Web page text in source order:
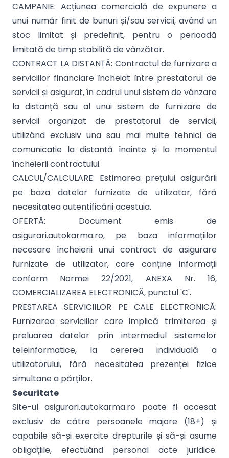
CAMPANIE: Acțiunea comercială de expunere a
unui număr finit de bunuri și/sau servicii, având un
stoc limitat și predefinit, pentru o perioadă
limitată de timp stabilită de vânzător.
CONTRACT LA DISTANȚĂ: Contractul de furnizare a
serviciilor financiare încheiat între prestatorul de
servicii și asigurat, în cadrul unui sistem de vânzare
la distanță sau al unui sistem de furnizare de
servicii organizat de prestatorul de servicii,
utilizând exclusiv una sau mai multe tehnici de
comunicație la distanță înainte și la momentul
încheierii contractului.
CALCUL/CALCULARE: Estimarea prețului asigurării
pe baza datelor furnizate de utilizator, fără
necesitatea autentificării acestuia.
OFERTĂ: Document emis de
asigurari.autokarma.ro, pe baza informațiilor
necesare încheierii unui contract de asigurare
furnizate de utilizator, care conține informații
conform Normei 22/2021, ANEXA Nr. 16,
COMERCIALIZAREA ELECTRONICĂ, punctul 'C'.
PRESTAREA SERVICIILOR PE CALE ELECTRONICĂ:
Furnizarea serviciilor care implică trimiterea și
preluarea datelor prin intermediul sistemelor
teleinformatice, la cererea individuală a
utilizatorului, fără necesitatea prezenței fizice
simultane a părților.
Securitate
Site-ul asigurari.autokarma.ro poate fi accesat
exclusiv de către persoanele majore (18+) și
capabile să-și exercite drepturile și să-și asume
obligațiile, efectuând personal acte juridice.